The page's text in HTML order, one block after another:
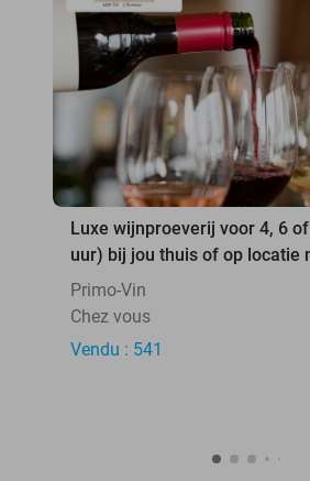
Luxe wijnproeverij voor 4, 6
uur) bij jou thuis of op locatie
Primo-Vin
Chez vous
Vendu : 541